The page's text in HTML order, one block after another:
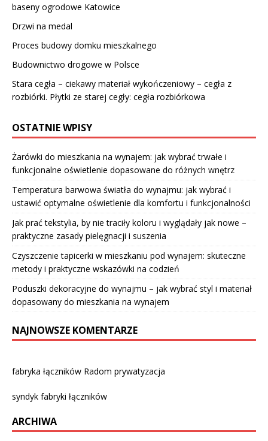
baseny ogrodowe Katowice
Drzwi na medal
Proces budowy domku mieszkalnego
Budownictwo drogowe w Polsce
Stara cegła – ciekawy materiał wykończeniowy – cegła z
rozbiórki. Płytki ze starej cegły: cegła rozbiórkowa
OSTATNIE WPISY
Żarówki do mieszkania na wynajem: jak wybrać trwałe i
funkcjonalne oświetlenie dopasowane do różnych wnętrz
Temperatura barwowa światła do wynajmu: jak wybrać i
ustawić optymalne oświetlenie dla komfortu i funkcjonalności
Jak prać tekstylia, by nie traciły koloru i wyglądały jak nowe –
praktyczne zasady pielęgnacji i suszenia
Czyszczenie tapicerki w mieszkaniu pod wynajem: skuteczne
metody i praktyczne wskazówki na codzień
Poduszki dekoracyjne do wynajmu – jak wybrać styl i materiał
dopasowany do mieszkania na wynajem
NAJNOWSZE KOMENTARZE
fabryka łączników Radom prywatyzacja
syndyk fabryki łączników
ARCHIWA